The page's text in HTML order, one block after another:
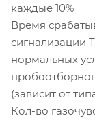
каждые 10%
Время
сигнализации
нормальных
(зависит от
Кол-во